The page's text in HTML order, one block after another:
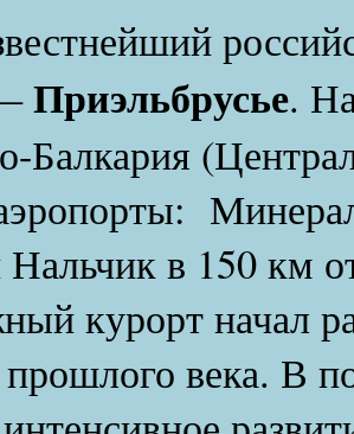
Приэльбрусье.
Балкария
Нальчик в 150 км
курорт начал
века. В